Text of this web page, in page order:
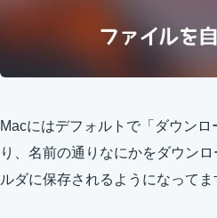
Macにはデフォルトで「ダウン
り、名前の通りなにかをダウン
ルダに保存されるようになってま